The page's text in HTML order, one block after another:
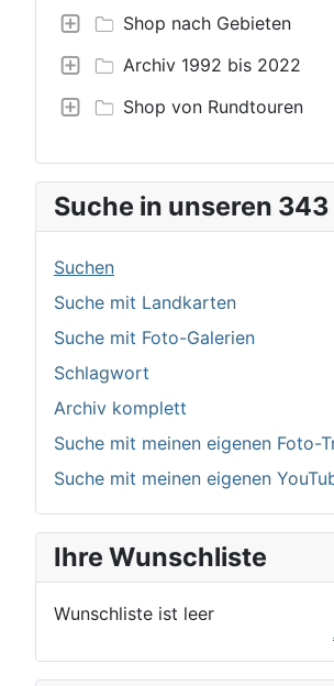
Shop nach Gebieten
Archiv 1992 bis 2022
Shop von Rundtouren
Suche in unseren 343
Suchen
Suche mit Landkarten
Suche mit Foto-Galerien
Schlagwort
Archiv komplett
Suche mit meinen eigenen Foto-
Suche mit meinen eigenen
Ihre Wunschliste
Wunschliste ist leer